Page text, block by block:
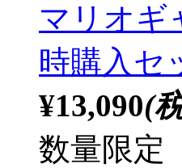
マリオギ
時購入セ
¥13,090(
数量限定